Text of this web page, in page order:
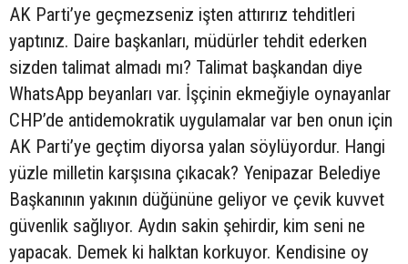
AK Parti’ye geçmezseniz işten attırırız tehditleri
yaptınız. Daire başkanları, müdürler tehdit ederken
sizden talimat almadı mı? Talimat başkandan diye
WhatsApp beyanları var. İşçinin ekmeğiyle oynayanlar
CHP’de antidemokratik uygulamalar var ben onun için
AK Parti’ye geçtim diyorsa yalan söylüyordur. Hangi
yüzle milletin karşısına çıkacak? Yenipazar Belediye
Başkanının yakının düğününe geliyor ve çevik kuvvet
güvenlik sağlıyor. Aydın sakin şehirdir, kim seni ne
yapacak. Demek ki halktan korkuyor. Kendisine oy